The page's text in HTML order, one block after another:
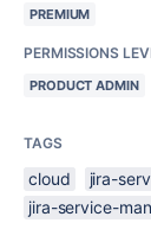
PREMIUM
PERMISSIONS
PRODUCT ADMIN
TAGS
cloud
jira-
jira-service-